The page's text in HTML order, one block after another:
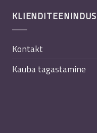
KLIENDITEENINDUS
Kontakt
Kauba tagastamine